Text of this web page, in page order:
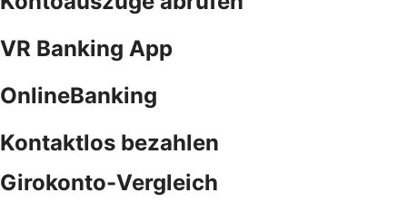
VR Banking App
OnlineBanking
Kontaktlos bezahlen
Girokonto-Vergleich